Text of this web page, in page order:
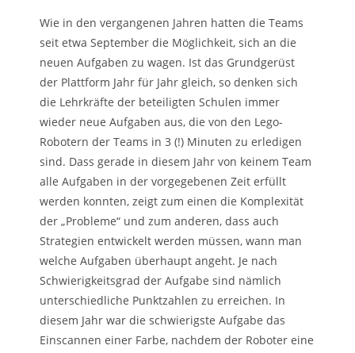
Wie in den vergangenen Jahren hatten die Teams
seit etwa September die Möglichkeit, sich an die
neuen Aufgaben zu wagen. Ist das Grundgerüst
der Plattform Jahr für Jahr gleich, so denken sich
die Lehrkräfte der beteiligten Schulen immer
wieder neue Aufgaben aus, die von den Lego-
Robotern der Teams in 3 (!) Minuten zu erledigen
sind. Dass gerade in diesem Jahr von keinem Team
alle Aufgaben in der vorgegebenen Zeit erfüllt
werden konnten, zeigt zum einen die Komplexität
der „Probleme“ und zum anderen, dass auch
Strategien entwickelt werden müssen, wann man
welche Aufgaben überhaupt angeht. Je nach
Schwierigkeitsgrad der Aufgabe sind nämlich
unterschiedliche Punktzahlen zu erreichen. In
diesem Jahr war die schwierigste Aufgabe das
Einscannen einer Farbe, nachdem der Roboter eine